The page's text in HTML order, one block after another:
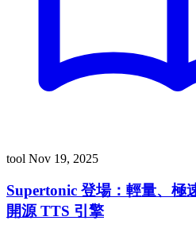
tool Nov 19, 2025
Supertonic 登場：輕量、極
開源 TTS 引擎